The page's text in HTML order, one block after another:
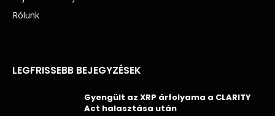
Rólunk
LEGFRISSEBB BEJEGYZÉSEK
Gyengült az XRP árfolyama a CLARITY
Act halasztása után